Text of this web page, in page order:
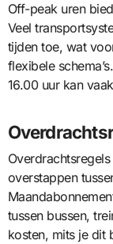
Off-peak uren
Veel
tijden toe, wat
flexibele
16.00 uur kan
overstappen
tussen bussen,
kosten, mits je dit